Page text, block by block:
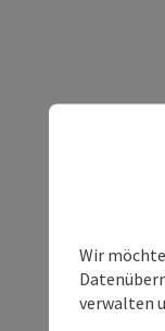
Wir
verwalten